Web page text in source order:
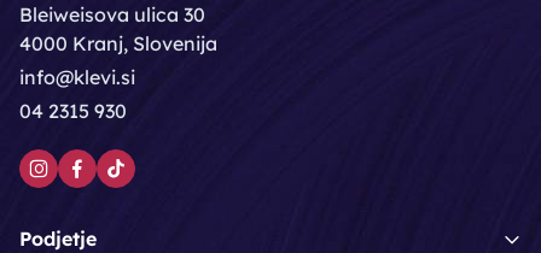
Bleiweisova ulica 30
4000 Kranj, Slovenija
info@klevi.si
04 2315 930
Podjetje